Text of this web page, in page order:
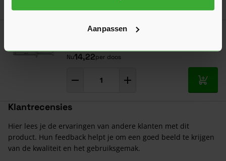
Aanpassen
Fischer Nagelplug N 8x40 - Doos à 50 stuks
Nu14,22per doos
In
Klantrecensies
Hier lees je de ervaringen van andere klanten met dit
product. Hun feedback helpt je om een goed beeld te krijgen
van de kwaliteit en het gebruiksgemak.